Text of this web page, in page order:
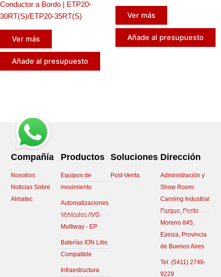
Conductor a Bordo | ETP20-
30RT(S)/ETP20-35RT(S)
Ver más
Añade al presupuesto
Ver más
Añade al presupuesto
Compañía
Nosotros
Noticias Sobre
Almatec
Productos
Equipos de
movimiento
Automatizaciones
Vehículos AVG
Multiway - EP
Baterías ION Litio
Compatible
Infraestructura
Soluciones
Post-Venta
Dirección
Administración y
Show Room:
Canning Industrial
Parque, Perito
Moreno 845,
Ezeiza, Provincia
de Buenos Aires
Tel: (5411) 2746-
9229